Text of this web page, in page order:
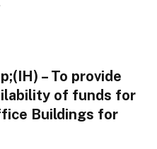
– To provide
of funds for
Buildings for